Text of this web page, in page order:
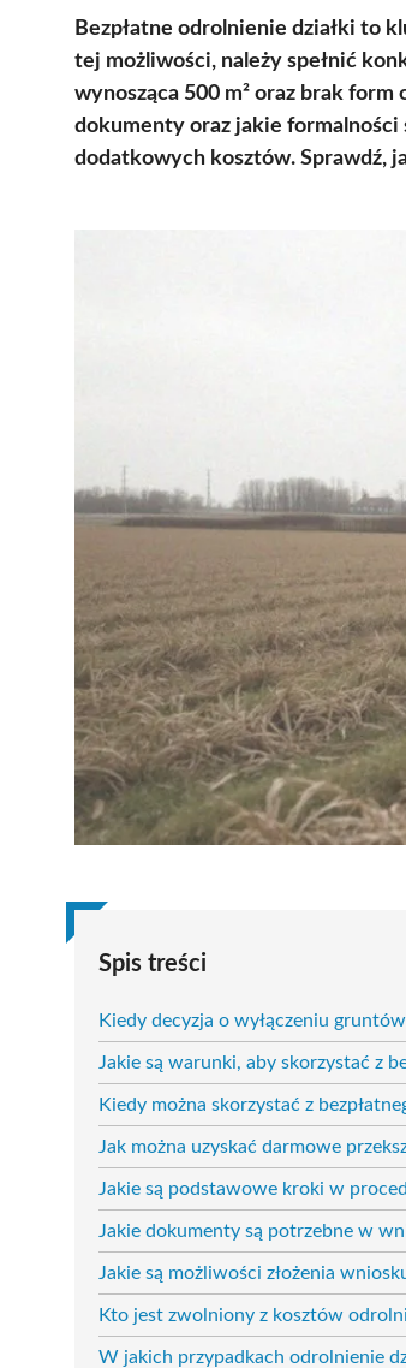
Bezpłatne odrolnienie działki to
tej możliwości, należy spełnić
wynosząca 500 m² oraz brak
dokumenty oraz jakie formalności
dodatkowych kosztów. Sprawdź,
Spis treści
Kiedy decyzja o wyłączeniu
Jakie są warunki, aby skorzystać z
Kiedy można skorzystać z
Jak można uzyskać darmowe
Jakie są podstawowe kroki w
Jakie dokumenty są potrzebne w
Jakie są możliwości złożenia
Kto jest zwolniony z kosztów
W jakich przypadkach odrolnienie